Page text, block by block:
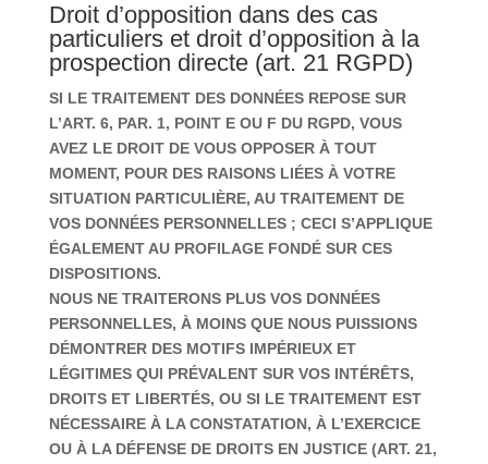
Droit d’opposition dans des cas
particuliers et droit d’opposition à la
prospection directe (art. 21 RGPD)
SI LE TRAITEMENT DES DONNÉES REPOSE SUR
L’ART. 6, PAR. 1, POINT E OU F DU RGPD, VOUS
AVEZ LE DROIT DE VOUS OPPOSER À TOUT
MOMENT, POUR DES RAISONS LIÉES À VOTRE
SITUATION PARTICULIÈRE, AU TRAITEMENT DE
VOS DONNÉES PERSONNELLES ; CECI S’APPLIQUE
ÉGALEMENT AU PROFILAGE FONDÉ SUR CES
DISPOSITIONS.
NOUS NE TRAITERONS PLUS VOS DONNÉES
PERSONNELLES, À MOINS QUE NOUS PUISSIONS
DÉMONTRER DES MOTIFS IMPÉRIEUX ET
LÉGITIMES QUI PRÉVALENT SUR VOS INTÉRÊTS,
DROITS ET LIBERTÉS, OU SI LE TRAITEMENT EST
NÉCESSAIRE À LA CONSTATATION, À L’EXERCICE
OU À LA DÉFENSE DE DROITS EN JUSTICE (ART. 21,